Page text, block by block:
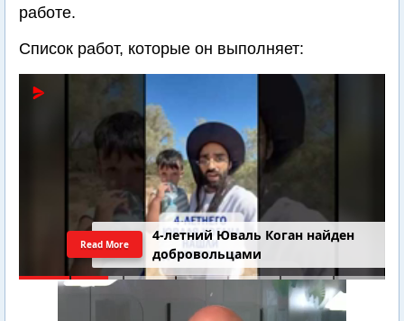
работе.
Список работ, которые он выполняет:
4-летний Юваль Коган найден
добровольцами
Read More